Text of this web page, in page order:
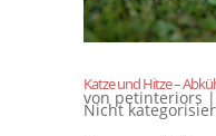
Katze und Hitze –
von petinteriors |
Nicht